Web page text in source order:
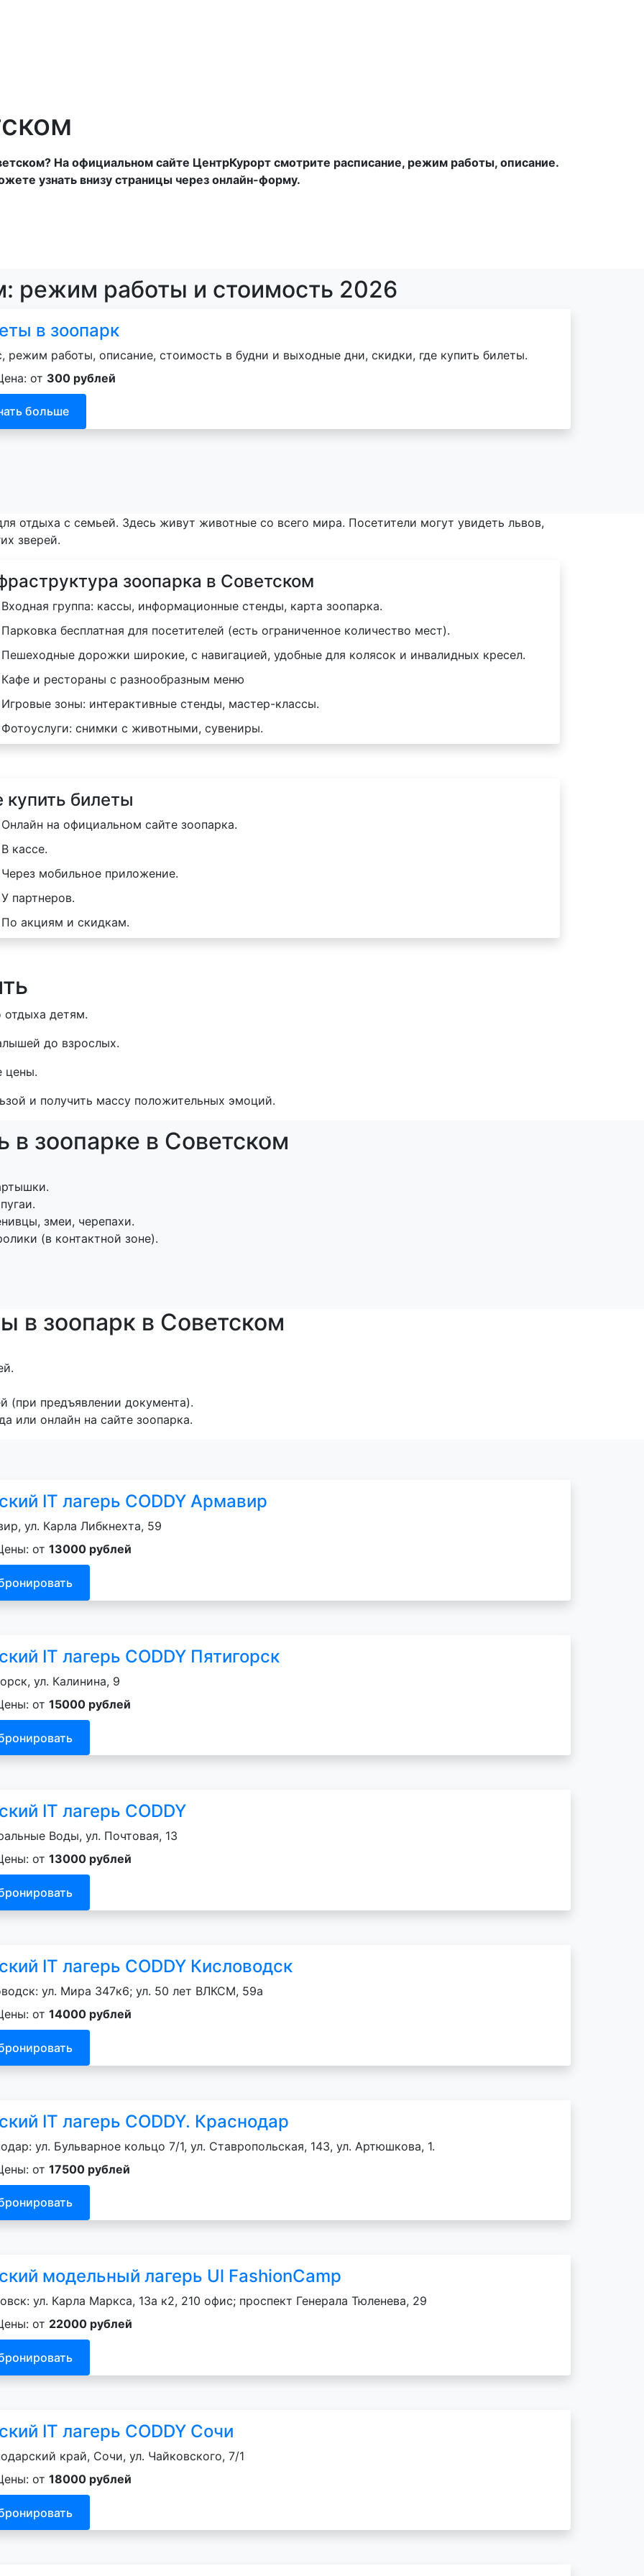
На официальном сайте ЦентрКурорт смотрите расписание, режим работы, описание.
узнать внизу страницы через онлайн-форму.
режим работы и стоимость 2026
в зоопарк
режим работы, описание, стоимость в будни и выходные дни, скидки, где купить билеты.
от 300 рублей
больше
отдыха с семьей. Здесь живут животные со всего мира. Посетители могут увидеть львов,
зверей.
зоопарка в Советском
Входная группа: кассы, информационные стенды, карта зоопарка.
Парковка бесплатная для посетителей (есть ограниченное количество мест).
Пешеходные дорожки широкие, с навигацией, удобные для колясок и инвалидных кресел.
Кафе и рестораны с разнообразным меню
Игровые зоны: интерактивные стенды, мастер-классы.
Фотоуслуги: снимки с животными, сувениры.
купить билеты
Онлайн на официальном сайте зоопарка.
В кассе.
Через мобильное приложение.
У партнеров.
По акциям и скидкам.
отдыха детям.
до взрослых.
цены.
и получить массу положительных эмоций.
в зоопарке в Советском
змеи, черепахи.
(в контактной зоне).
в зоопарк в Советском
(при предъявлении документа).
или онлайн на сайте зоопарка.
IT лагерь CODDY Армавир
ул. Карла Либкнехта, 59
от 13000 рублей
IT лагерь CODDY Пятигорск
ул. Калинина, 9
от 15000 рублей
IT лагерь CODDY
Воды, ул. Почтовая, 13
от 13000 рублей
IT лагерь CODDY Кисловодск
ул. Мира 347к6; ул. 50 лет ВЛКСМ, 59а
от 14000 рублей
IT лагерь CODDY. Краснодар
ул. Бульварное кольцо 7/1, ул. Ставропольская, 143, ул. Артюшкова, 1.
от 17500 рублей
модельный лагерь Ul FashionCamp
ул. Карла Маркса, 13а к2, 210 офис; проспект Генерала Тюленева, 29
от 22000 рублей
IT лагерь CODDY Сочи
край, Сочи, ул. Чайковского, 7/1
от 18000 рублей